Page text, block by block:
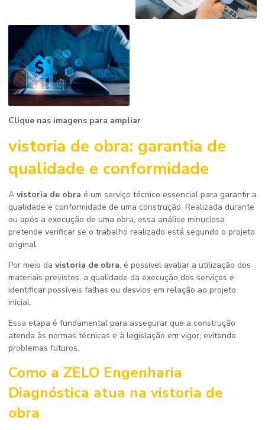
Clique nas imagens para ampliar
vistoria de obra: garantia de
qualidade e conformidade
A vistoria de obra é um serviço técnico essencial para garantir a
qualidade e conformidade de uma construção. Realizada durante
ou após a execução de uma obra, essa análise minuciosa
pretende verificar se o trabalho realizado está segundo o projeto
original.
Por meio da vistoria de obra, é possível avaliar a utilização dos
materiais previstos, a qualidade da execução dos serviços e
identificar possíveis falhas ou desvios em relação ao projeto
inicial.
Essa etapa é fundamental para assegurar que a construção
atenda às normas técnicas e à legislação em vigor, evitando
problemas futuros.
Como a ZELO Engenharia
Diagnóstica atua na vistoria de
obra